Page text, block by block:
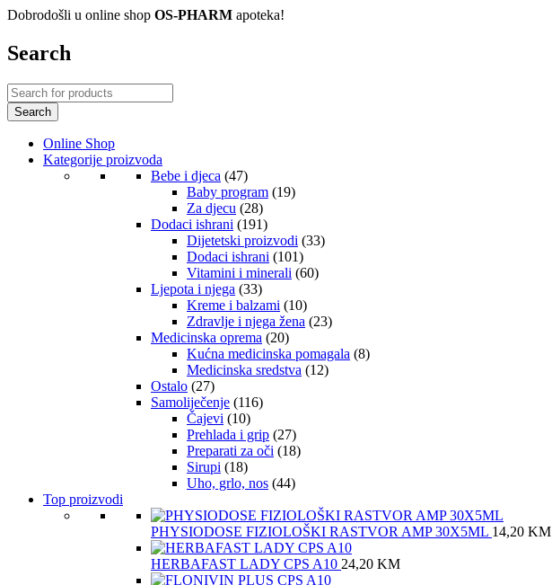
Dobrodošli u online shop OS-PHARM apoteka!
Search
Online Shop
Kategorije proizvoda
Bebe i djeca (47)
Baby program (19)
Za djecu (28)
Dodaci ishrani (191)
Dijetetski proizvodi (33)
Dodaci ishrani (101)
Vitamini i minerali (60)
Ljepota i njega (33)
Kreme i balzami (10)
Zdravlje i njega žena (23)
Medicinska oprema (20)
Kućna medicinska pomagala (8)
Medicinska sredstva (12)
Ostalo (27)
Samoliječenje (116)
Čajevi (10)
Prehlada i grip (27)
Preparati za oči (18)
Sirupi (18)
Uho, grlo, nos (44)
Top proizvodi
PHYSIODOSE FIZIOLOŠKI RASTVOR AMP 30X5ML 14,20 KM
HERBAFAST LADY CPS A10 24,20 KM